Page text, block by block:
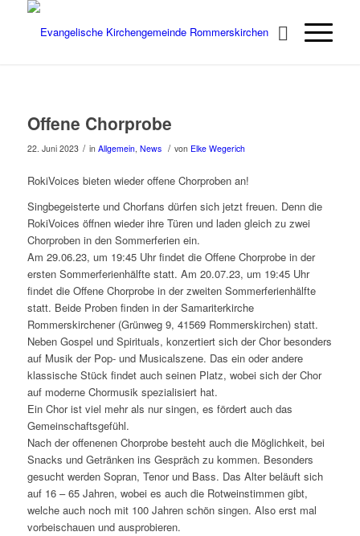
Offene Chorprobe
22. Juni 2023 / in Allgemein, News / von Elke Wegerich
RokiVoices bieten wieder offene Chorproben an!
Singbegeisterte und Chorfans dürfen sich jetzt freuen. Denn die
RokiVoices öffnen wieder ihre Türen und laden gleich zu zwei
Chorproben in den Sommerferien ein.
Am 29.06.23, um 19:45 Uhr findet die Offene Chorprobe in der
ersten Sommerferienhälfte statt. Am 20.07.23, um 19:45 Uhr
findet die Offene Chorprobe in der zweiten Sommerferienhälfte
statt. Beide Proben finden in der Samariterkirche
Rommerskirchener (Grünweg 9, 41569 Rommerskirchen) statt.
Neben Gospel und Spirituals, konzertiert sich der Chor besonders
auf Musik der Pop- und Musicalszene. Das ein oder andere
klassische Stück findet auch seinen Platz, wobei sich der Chor
auf moderne Chormusik spezialisiert hat.
Ein Chor ist viel mehr als nur singen, es fördert auch das
Gemeinschaftsgefühl.
Nach der offenenen Chorprobe besteht auch die Möglichkeit, bei
Snacks und Getränken ins Gespräch zu kommen. Besonders
gesucht werden Sopran, Tenor und Bass. Das Alter beläuft sich
auf 16 – 65 Jahren, wobei es auch die Rotweinstimmen gibt,
welche auch noch mit 100 Jahren schön singen. Also erst mal
vorbeischauen und ausprobieren.